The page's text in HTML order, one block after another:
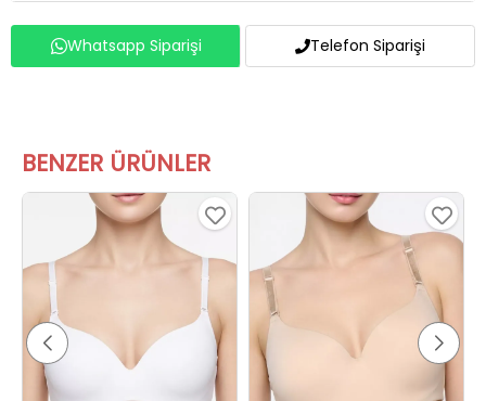
Whatsapp Siparişi Telefon Siparişi
BENZER ÜRÜNLER